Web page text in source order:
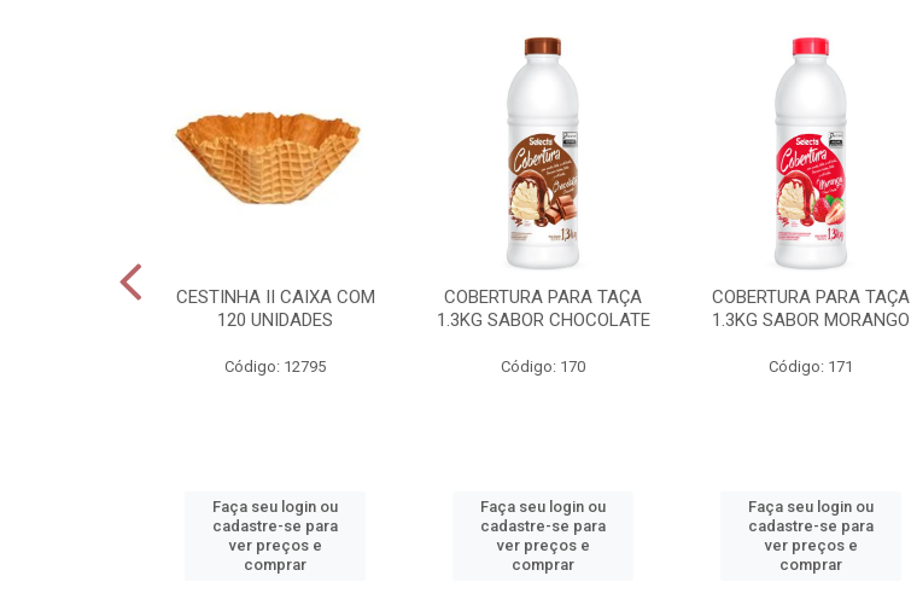
CESTINHA II CAIXA COM
120 UNIDADES
Código: 12795
Faça seu login ou
cadastre-se para
ver preços e
comprar
COBERTURA PARA TAÇA
1.3KG SABOR CHOCOLATE
Código: 170
Faça seu login ou
cadastre-se para
ver preços e
comprar
COBERTURA PARA TAÇA
1.3KG SABOR MORANGO
Código: 171
Faça seu login ou
cadastre-se para
ver preços e
comprar